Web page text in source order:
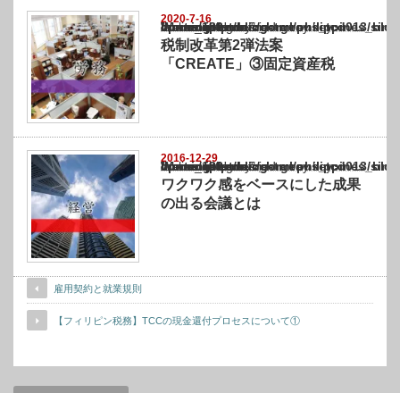
2020-7-16
Warning
: Undefined array key "show_category" in
/home/netst/kuno-cpa.co.jp/public_html/philippines_blog/wp-content/themes/
on line183
税制改革第2弾法案
「CREATE」③固定資産税
2016-12-29
Warning
: Undefined array key "show_category" in
/home/netst/kuno-cpa.co.jp/public_html/philippines_blog/wp-content/themes/
on line183
ワクワク感をベースにした成果
の出る会議とは
雇用契約と就業規則
【フィリピン税務】TCCの現金還付プロセスについて①